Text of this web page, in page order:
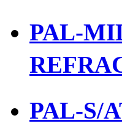
PAL-
PAL-S/